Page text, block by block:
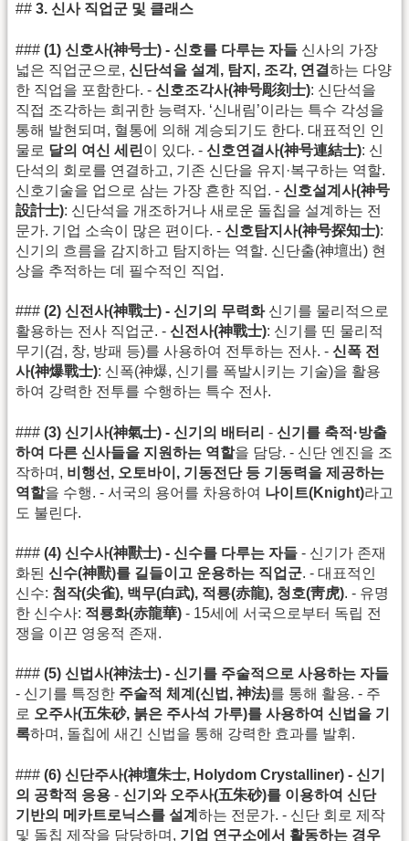
## 3. 신사 직업군 및 클래스
### (1) 신호사(神号士) - 신호를 다루는 자들 신사의 가장
넓은 직업군으로, 신단석을 설계, 탐지, 조각, 연결하는 다양
한 직업을 포함한다. - 신호조각사(神号彫刻士): 신단석을
직접 조각하는 희귀한 능력자. ‘신내림’이라는 특수 각성을
통해 발현되며, 혈통에 의해 계승되기도 한다. 대표적인 인
물로 달의 여신 세린이 있다. - 신호연결사(神号連結士): 신
단석의 회로를 연결하고, 기존 신단을 유지·복구하는 역할.
신호기술을 업으로 삼는 가장 흔한 직업. - 신호설계사(神号
設計士): 신단석을 개조하거나 새로운 돌칩을 설계하는 전
문가. 기업 소속이 많은 편이다. - 신호탐지사(神号探知士):
신기의 흐름을 감지하고 탐지하는 역할. 신단출(神壇出) 현
상을 추적하는 데 필수적인 직업.
### (2) 신전사(神戰士) - 신기의 무력화신기를 물리적으로
활용하는 전사 직업군. - 신전사(神戰士): 신기를 띤 물리적
무기(검, 창, 방패 등)를 사용하여 전투하는 전사. - 신폭 전
사(神爆戰士): 신폭(神爆, 신기를 폭발시키는 기술)을 활용
하여 강력한 전투를 수행하는 특수 전사.
### (3) 신기사(神氣士) - 신기의 배터리 - 신기를 축적·방출
하여 다른 신사들을 지원하는 역할을 담당. - 신단 엔진을 조
작하며, 비행선, 오토바이, 기동전단 등 기동력을 제공하는
역할을 수행. - 서국의 용어를 차용하여 나이트(Knight)라고
도 불린다.
### (4) 신수사(神獸士) - 신수를 다루는 자들 - 신기가 존재
화된 신수(神獸)를 길들이고 운용하는 직업군. - 대표적인
신수: 첨작(尖雀), 백무(白武), 적룡(赤龍), 청호(靑虎). - 유명
한 신수사: 적룡화(赤龍華) - 15세에 서국으로부터 독립 전
쟁을 이끈 영웅적 존재.
### (5) 신법사(神法士) - 신기를 주술적으로 사용하는 자들
- 신기를 특정한 주술적 체계(신법, 神法)를 통해 활용. - 주
로 오주사(五朱砂, 붉은 주사석 가루)를 사용하여 신법을 기
록하며, 돌칩에 새긴 신법을 통해 강력한 효과를 발휘.
### (6) 신단주사(神壇朱士, Holydom Crystalliner) - 신기
의 공학적 응용 - 신기와 오주사(五朱砂)를 이용하여 신단
기반의 메카트로닉스를 설계 하는 전문가. - 신단 회로 제작
및 돌칩 제작을 담당하며, 기업 연구소에서 활동하는 경우